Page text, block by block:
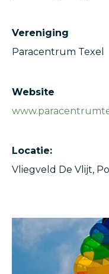
Vereniging
Paracentrum Texel
Website
Locatie:
Vliegveld De Vlijt,